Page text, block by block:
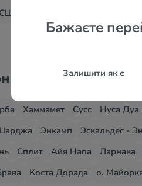
Бажаєте
Залишити як є
США
курорты
Хаммамет Сусс Нуса Дуа
Энкамп Эскальдес -
Сплит Айя Напа Ларнака
Коста Дорада о.